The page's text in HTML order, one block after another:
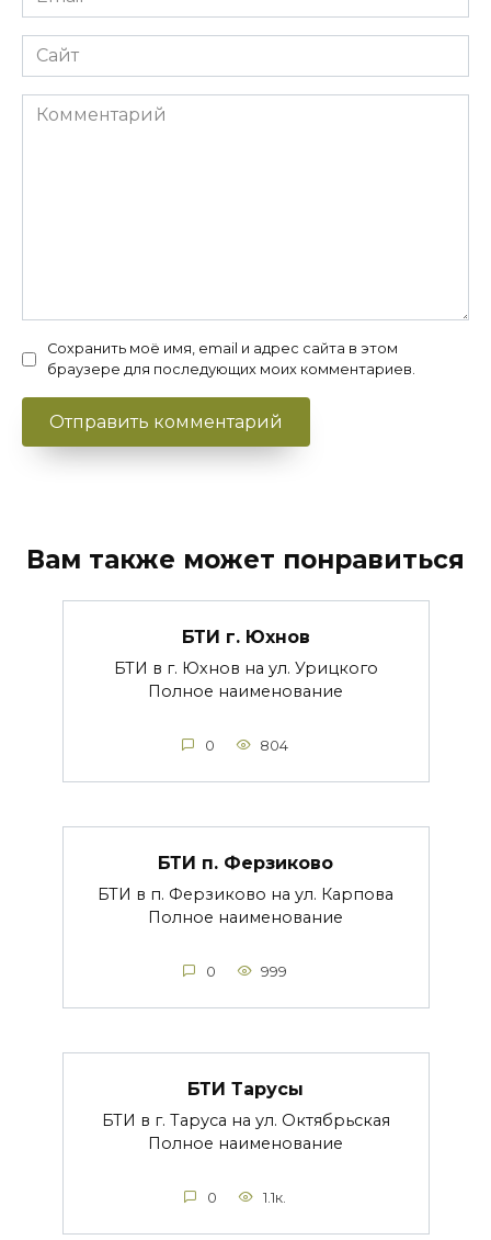
*
Сайт
Комментарий
Сохранить моё имя, email и адрес сайта в этом
браузере для последующих моих комментариев.
Вам также может понравиться
БТИ г. Юхнов
БТИ в г. Юхнов на ул. Урицкого
Полное наименование
0 804
БТИ п. Ферзиково
БТИ в п. Ферзиково на ул. Карпова
Полное наименование
0 999
БТИ Тарусы
БТИ в г. Таруса на ул. Октябрьская
Полное наименование
0 1.1к.